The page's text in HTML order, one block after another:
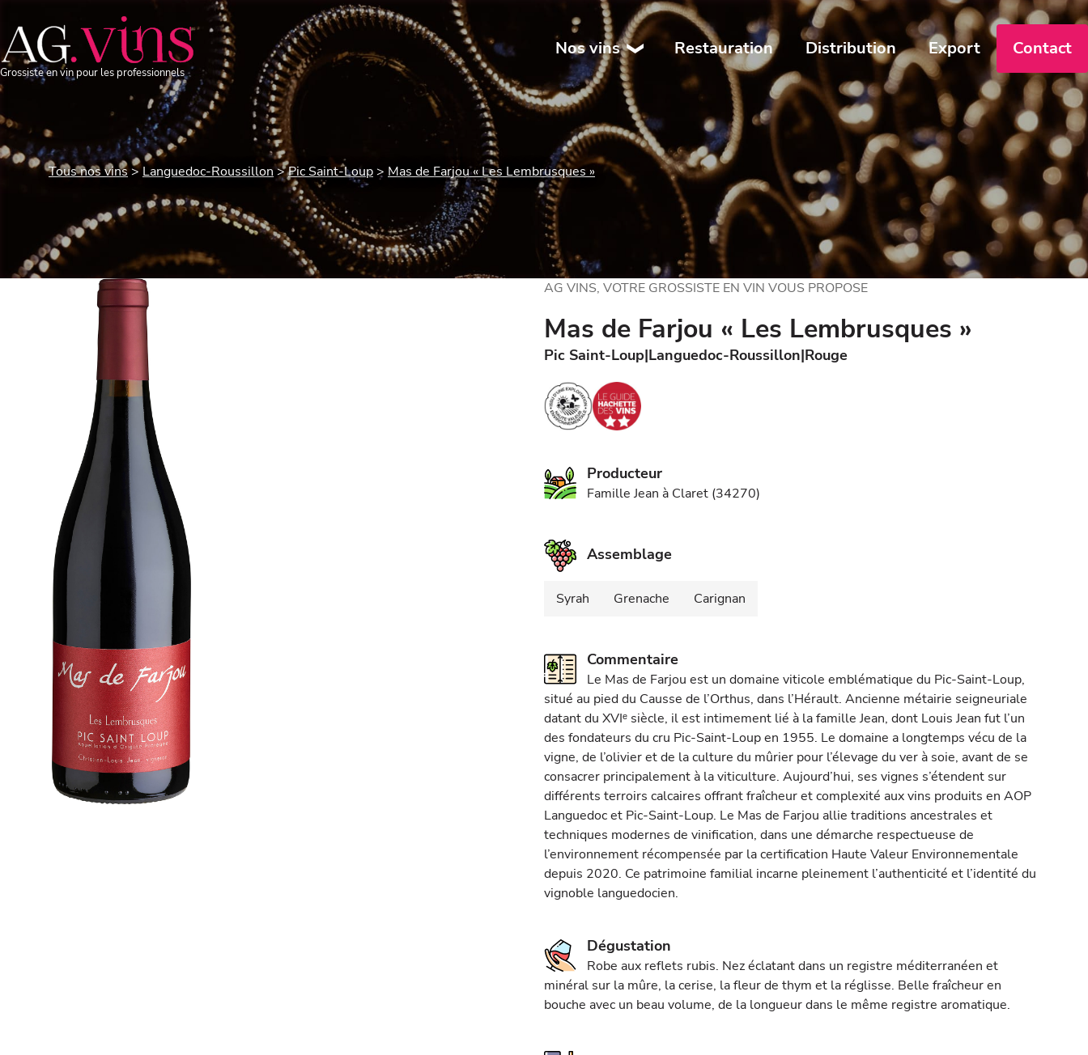
Grossiste en vin pour les professionnels
Nos vins Restauration Distribution Export Contact
Tous nos vins Languedoc-Roussillon Pic Saint-Loup Mas de Farjou « Les Lembrusques »
AG VINS, VOTRE GROSSISTE EN VIN VOUS PROPOSE
Mas de Farjou « Les Lembrusques »
Pic Saint-Loup Languedoc-Roussillon Rouge
Producteur
Famille Jean à Claret (34270)
Assemblage
Syrah Grenache Carignan
Commentaire
Le Mas de Farjou est un domaine viticole emblématique du Pic-Saint-Loup,
situé au pied du Causse de l’Orthus, dans l’Hérault. Ancienne métairie seigneuriale
datant du XVIᵉ siècle, il est intimement lié à la famille Jean, dont Louis Jean fut l’un
des fondateurs du cru Pic-Saint-Loup en 1955. Le domaine a longtemps vécu de la
vigne, de l’olivier et de la culture du mûrier pour l’élevage du ver à soie, avant de se
consacrer principalement à la viticulture. Aujourd’hui, ses vignes s’étendent sur
différents terroirs calcaires offrant fraîcheur et complexité aux vins produits en AOP
Languedoc et Pic-Saint-Loup. Le Mas de Farjou allie traditions ancestrales et
techniques modernes de vinification, dans une démarche respectueuse de
l’environnement récompensée par la certification Haute Valeur Environnementale
depuis 2020. Ce patrimoine familial incarne pleinement l’authenticité et l’identité du
vignoble languedocien.
Dégustation
Robe aux reflets rubis. Nez éclatant dans un registre méditerranéen et
minéral sur la mûre, la cerise, la fleur de thym et la réglisse. Belle fraîcheur en
bouche avec un beau volume, de la longueur dans le même registre aromatique.